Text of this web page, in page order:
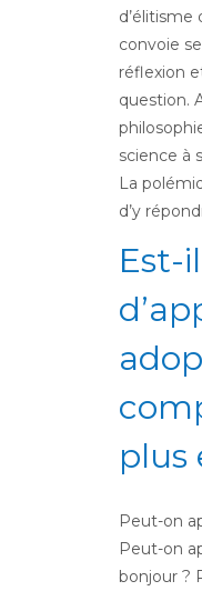
d’élitisme
convoie
réflexion
question.
science à
La
d’y
Est-
plus
Peut-on
Peut-on
bonjour ?